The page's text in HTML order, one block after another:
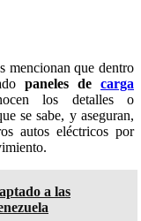
mencionan que dentro
paneles decarga
los detalles o
se sabe, y aseguran,
autos eléctricos por
a las